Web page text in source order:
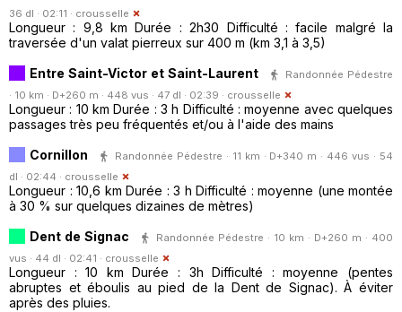
36 dl · 02:11 · crousselle
Longueur : 9,8 km Durée : 2h30 Difficulté : facile malgré la
traversée d'un valat pierreux sur 400 m (km 3,1 à 3,5)
Entre Saint-Victor et Saint-Laurent
Randonnée Pédestre
· 10 km · D+260 m · 448 vus · 47 dl · 02:39 · crousselle
Longueur : 10 km Durée : 3 h Difficulté : moyenne avec quelques
passages très peu fréquentés et/ou à l'aide des mains
Cornillon
Randonnée Pédestre · 11 km · D+340 m · 446 vus · 54
dl · 02:44 · crousselle
Longueur : 10,6 km Durée : 3 h Difficulté : moyenne (une montée
à 30 % sur quelques dizaines de mètres)
Dent de Signac
Randonnée Pédestre · 10 km · D+260 m · 400
vus · 44 dl · 02:41 · crousselle
Longueur : 10 km Durée : 3h Difficulté : moyenne (pentes
abruptes et éboulis au pied de la Dent de Signac). À éviter
après des pluies.